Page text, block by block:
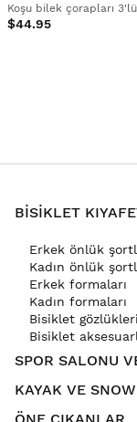
Koşu bilek çorapları
$44.95
BISIKLET
Erkek önlük
Kadın önlük
Erkek formaları
Kadın formaları
Bisiklet gözlükleri
Bisiklet
SPOR SALONU
KAYAK VE